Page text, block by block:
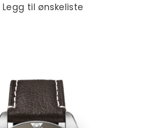
Legg til ønskeliste